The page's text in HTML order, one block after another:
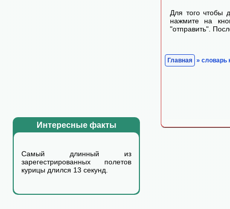
Интересные факты
Самый длинный из
зарегестрированных полетов
курицы длился 13 cекунд.
Для того чтобы
нажмите на
"отправить".
Главная » словарь